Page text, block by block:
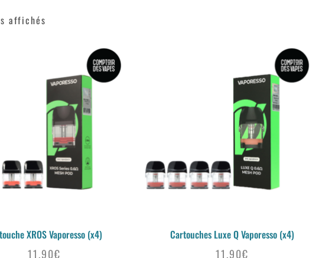
affichés
XROS Vaporesso (x4)
11.90€
Cartouches Luxe Q Vaporesso (x4)
11.90€